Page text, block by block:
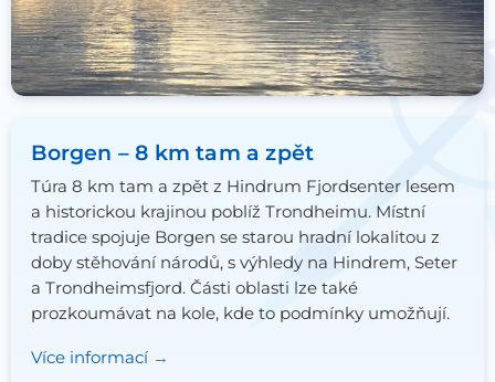
Borgen – 8 km tam a zpět
Túra 8 km tam a zpět z Hindrum Fjordsenter lesem
a historickou krajinou poblíž Trondheimu. Místní
tradice spojuje Borgen se starou hradní lokalitou z
doby stěhování národů, s výhledy na Hindrem, Seter
a Trondheimsfjord. Části oblasti lze také
prozkoumávat na kole, kde to podmínky umožňují.
Více informací